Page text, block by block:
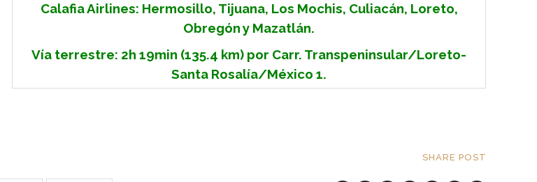
Calafia Airlines: Hermosillo, Tijuana, Los Mochis, Culiacán, Loreto,
Obregón y Mazatlán.
Vía terrestre: 2h 19min (135.4 km) por Carr. Transpeninsular/Loreto-
Santa Rosalía/México 1.
SHARE POST